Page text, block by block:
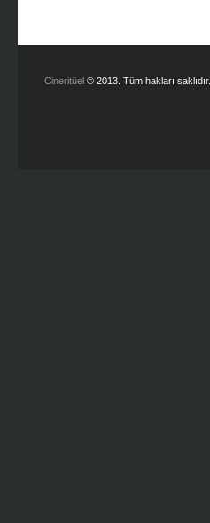
Cineritüel © 2013. Tüm hakları saklıdır.